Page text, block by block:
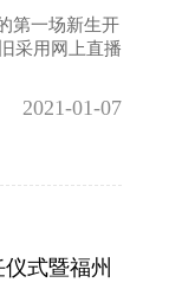
第一场新生开
采用网上直播
2021-01-07
式暨福州